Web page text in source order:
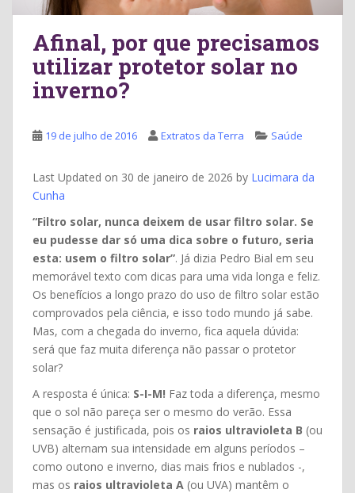
Afinal, por que precisamos
utilizar protetor solar no
inverno?
19 de julho de 2016 Extratos da Terra Saúde
Last Updated on 30 de janeiro de 2026 by Lucimara da
Cunha
“Filtro solar, nunca deixem de usar filtro solar. Se
eu pudesse dar só uma dica sobre o futuro, seria
esta: usem o filtro solar”. Já dizia Pedro Bial em seu
memorável texto com dicas para uma vida longa e feliz.
Os benefícios a longo prazo do uso de filtro solar estão
comprovados pela ciência, e isso todo mundo já sabe.
Mas, com a chegada do inverno, fica aquela dúvida:
será que faz muita diferença não passar o protetor
solar?
A resposta é única: S-I-M! Faz toda a diferença, mesmo
que o sol não pareça ser o mesmo do verão. Essa
sensação é justificada, pois os raios ultravioleta B (ou
UVB) alternam sua intensidade em alguns períodos –
como outono e inverno, dias mais frios e nublados -,
mas os raios ultravioleta A (ou UVA) mantêm o